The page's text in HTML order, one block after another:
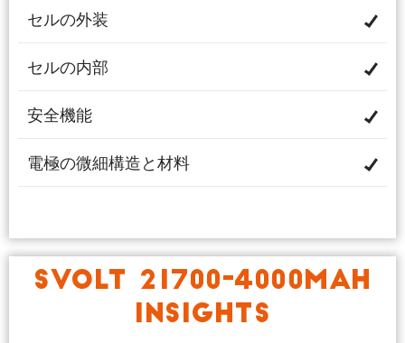
セルの外装
セルの内部
安全機能
電極の微細構造と材料
SVOLT 21700-4000MAH
INSIGHTS